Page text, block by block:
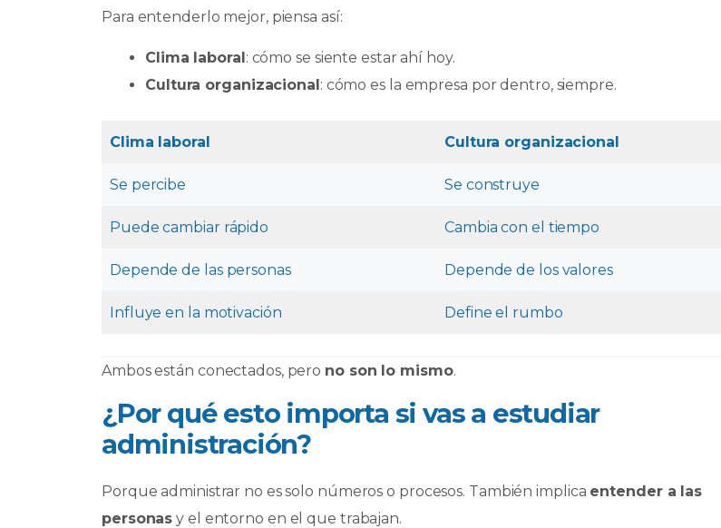
Para entenderlo mejor, piensa así:
Clima laboral: cómo se siente estar ahí hoy.
Cultura organizacional: cómo es la empresa por dentro, siempre.
Clima laboral Cultura organizacional
Se percibe Se construye
Puede cambiar rápido Cambia con el tiempo
Depende de las personas Depende de los valores
Influye en la motivación Define el rumbo
Ambos están conectados, pero no son lo mismo.
¿Por qué esto importa si vas a estudiar
administración?
Porque administrar no es solo números o procesos. También implica entender a las
personas y el entorno en el que trabajan.